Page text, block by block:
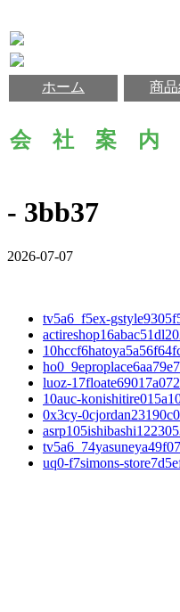
ホーム 商
会 社 案 内
- 3bb37
2026-07-07
tv5a6_f5ex-
luoz-
10auc-
0x3cy-
uq0-f7simons-